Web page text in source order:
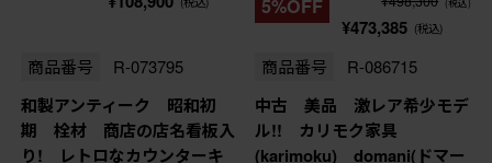
商品番号 R-073795
和製アンティーク 昭和初
期 栓材 商店の店名看板入
り! レトロなカウンターキ
5%OFF
¥473,385 (税込)
商品番号 R-086715
中古 美品 激レア希少モデ
ル!! カリモク家具
(karimoku) domani(ドマー